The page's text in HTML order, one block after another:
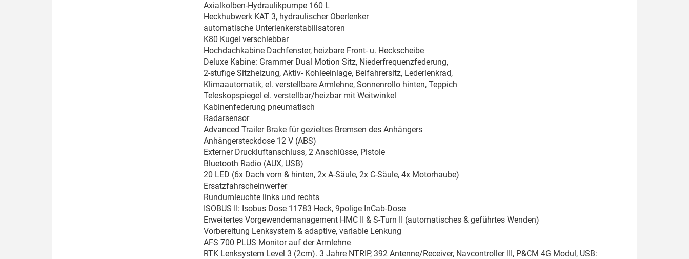
Axialkolben-Hydraulikpumpe 160 L
Heckhubwerk KAT 3, hydraulischer Oberlenker
automatische Unterlenkerstabilisatoren
K80 Kugel verschiebbar
Hochdachkabine Dachfenster, heizbare Front- u. Heckscheibe
Deluxe Kabine: Grammer Dual Motion Sitz, Niederfrequenzfederung,
2-stufige Sitzheizung, Aktiv- Kohleeinlage, Beifahrersitz, Lederlenkrad,
Klimaautomatik, el. verstellbare Armlehne, Sonnenrollo hinten, Teppich
Teleskopspiegel el. verstellbar/heizbar mit Weitwinkel
Kabinenfederung pneumatisch
Radarsensor
Advanced Trailer Brake für gezieltes Bremsen des Anhängers
Anhängersteckdose 12 V (ABS)
Externer Druckluftanschluss, 2 Anschlüsse, Pistole
Bluetooth Radio (AUX, USB)
20 LED (6x Dach vorn & hinten, 2x A-Säule, 2x C-Säule, 4x Motorhaube)
Ersatzfahrscheinwerfer
Rundumleuchte links und rechts
ISOBUS II: Isobus Dose 11783 Heck, 9polige InCab-Dose
Erweitertes Vorgewendemanagement HMC II & S-Turn II (automatisches & geführtes Wenden)
Vorbereitung Lenksystem & adaptive, variable Lenkung
AFS 700 PLUS Monitor auf der Armlehne
RTK Lenksystem Level 3 (2cm). 3 Jahre NTRIP, 392 Antenne/Receiver, Navcontroller III, P&CM 4G Modul, USB: